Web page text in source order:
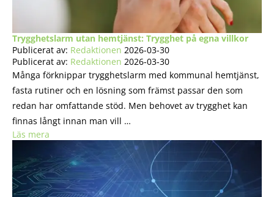
Trygghetslarm utan hemtjänst: Trygghet på egna villkor
Publicerat av: Redaktionen 2026-03-30
Publicerat av: Redaktionen 2026-03-30
Många förknippar trygghetslarm med kommunal hemtjänst,
fasta rutiner och en lösning som främst passar den som
redan har omfattande stöd. Men behovet av trygghet kan
finnas långt innan man vill …
Läs mera